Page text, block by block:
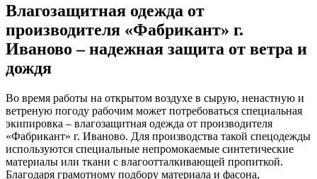
Влагозащитная одежда от
производителя «Фабрикант» г.
Иваново – надежная защита от ветра и
дождя
Во время работы на открытом воздухе в сырую, ненастную и
ветреную погоду рабочим может потребоваться специальная
экипировка – влагозащитная одежда от производителя
«Фабрикант» г. Иваново. Для производства такой спецодежды
используются специальные непромокаемые синтетические
материалы или ткани с влагоотталкивающей пропиткой.
Благодаря грамотному подбору материала и фасона,